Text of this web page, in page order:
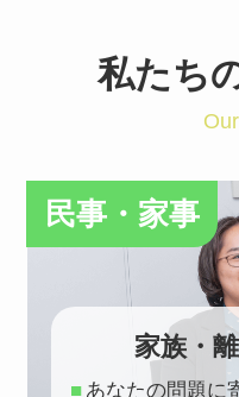
私たち
民事・家事
家族・
あなたの問題に